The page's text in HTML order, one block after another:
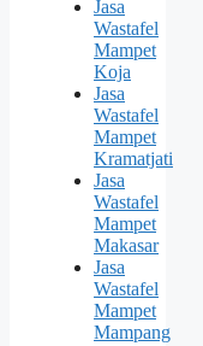
Jasa
Wastafel
Mampet
Koja
Jasa
Wastafel
Mampet
Kramatjati
Jasa
Wastafel
Mampet
Makasar
Jasa
Wastafel
Mampet
Mampang